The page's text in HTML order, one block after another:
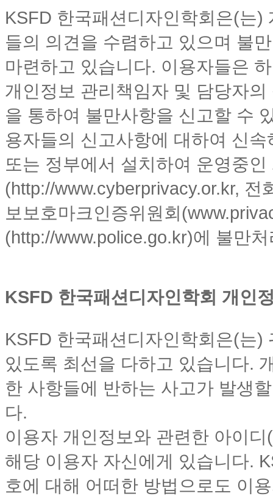
KSFD 한국패션디자인학회은(는
들의 의견을 수렴하고 있으며 불
마련하고 있습니다. 이용자들은
개인정보 관리책임자 및 담당자
을 통하여 불만사항을 신고할 수
용자들의 신고사항에 대하여 신
또는 정부에서 설치하여 운영중
(http://www.cyberprivacy.or.kr,
보보호마크인증위원회
(http://www.police.go.kr)에 불만
KSFD 한국패션디자인학회 개인
KSFD 한국패션디자인학회은(는
있도록 최선을 다하고 있습니다.
한 사항들에 반하는 사고가 발생
다.
이용자 개인정보와 관련한 아이
해당 이용자 자신에게 있습니다.
호에 대해 어떠한 방법으로도 이